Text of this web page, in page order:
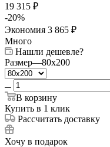
19 315 ₽
-20%
Экономия 3 865 ₽
Много
Нашли дешевле?
Размер—80x200
В корзину
Купить в 1 клик
Рассчитать доставку
Хочу в подарок